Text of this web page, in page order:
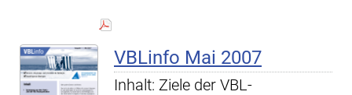
VBLinfo Mai 2007
Inhalt: Ziele der VBL-